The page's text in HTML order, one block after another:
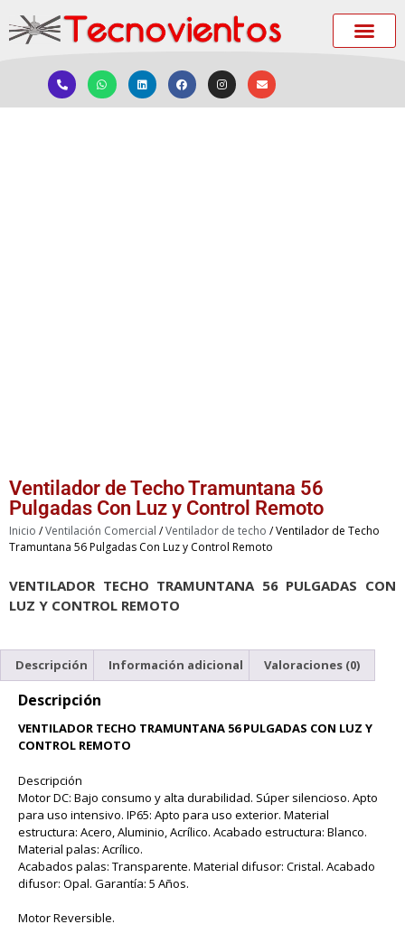
Ventilador de Techo Tramuntana 56
Pulgadas Con Luz y Control Remoto
Inicio /Ventilación Comercial /Ventilador de techo / Ventilador de Techo
Tramuntana 56 Pulgadas Con Luz y Control Remoto
VENTILADOR TECHO TRAMUNTANA 56 PULGADAS CON
LUZ Y CONTROL REMOTO
Descripción Información adicional Valoraciones (0)
Descripción
VENTILADOR TECHO TRAMUNTANA 56 PULGADAS CON LUZ Y
CONTROL REMOTO
Descripción
Motor DC: Bajo consumo y alta durabilidad. Súper silencioso. Apto
para uso intensivo. IP65: Apto para uso exterior. Material
estructura: Acero, Aluminio, Acrílico. Acabado estructura: Blanco.
Material palas: Acrílico.
Acabados palas: Transparente. Material difusor: Cristal. Acabado
difusor: Opal. Garantía: 5 Años.
Motor Reversible.